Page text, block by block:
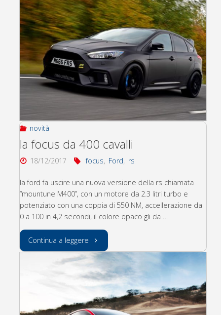
novità
la focus da 400 cavalli
18/12/2017 focus, Ford, rs
la ford fa uscire una nuova versione della rs chiamata
“mountune M400”, con un motore da 2.3 litri turbo e
potenziato con una coppia di 550 NM, accellerazione da
0 a 100 in 4,2 secondi, il colore opaco gli da …
Continua a leggere "la
focus
da
400